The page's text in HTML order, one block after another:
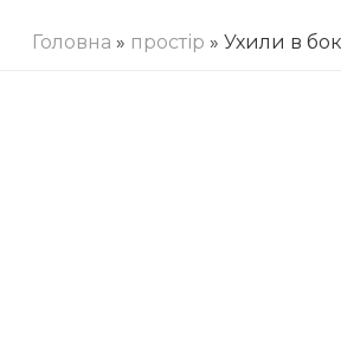
Головна » простір » Ухили в